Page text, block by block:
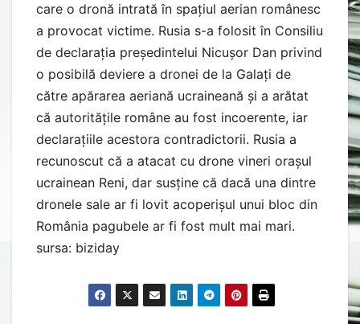
care o dronă intrată în spațiul aerian românesc
a provocat victime. Rusia s-a folosit în Consiliu
de declarația președintelui Nicușor Dan privind
o posibilă deviere a dronei de la Galați de
către apărarea aeriană ucraineană și a arătat
că autoritățile române au fost incoerente, iar
declarațiile acestora contradictorii. Rusia a
recunoscut că a atacat cu drone vineri orașul
ucrainean Reni, dar susține că dacă una dintre
dronele sale ar fi lovit acoperișul unui bloc din
România pagubele ar fi fost mult mai mari.
sursa: biziday